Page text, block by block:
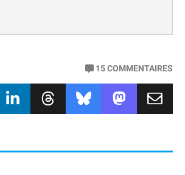
15COMMENTAIRES